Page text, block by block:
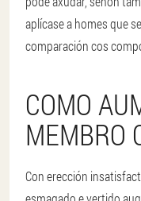
aplícase a homes que
comparación cos
COMO
MEMBRO
Con erección